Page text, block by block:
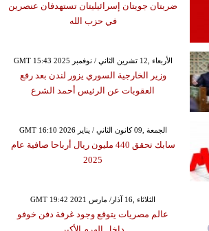
ضربتان جويتان إسرائيليتان تستهدفان عنصرين
في حزب الله
GMT 15:43 2025 الأربعاء ,12 تشرين الثاني / نوفمبر
وزير الخارجية السوري يزور لندن بعد رفع
العقوبات عن الرئيس أحمد الشرع
GMT 16:10 2026 الجمعة ,09 كانون الثاني / يناير
سابك تحقق 440 مليون ريال أرباحا صافية عام
2025
GMT 19:42 2021 الثلاثاء ,16 آذار/ مارس
عالم مصريات يتوقع وجود غرفة دفن خوفو